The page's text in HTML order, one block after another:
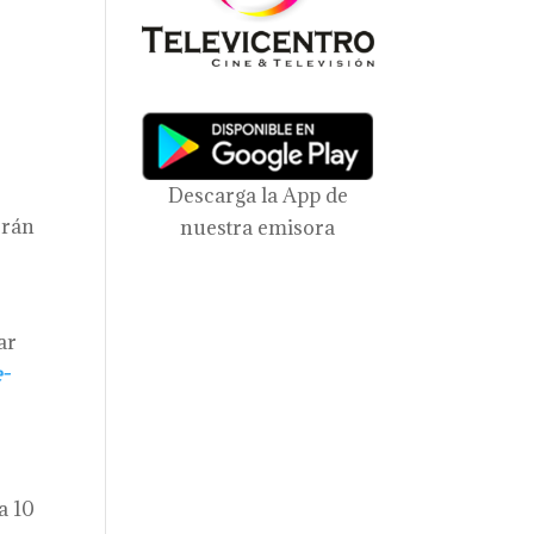
10
Descarga la App de
nuestra emisora